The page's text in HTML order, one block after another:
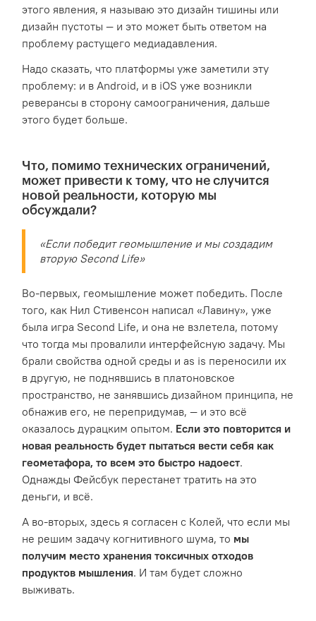
этого явления, я называю это дизайн тишины или
дизайн пустоты — и это может быть ответом на
проблему растущего медиадавления.
Надо сказать, что платформы уже заметили эту
проблему: и в Android, и в iOS уже возникли
реверансы в сторону самоограничения, дальше
этого будет больше.
Что, помимо технических ограничений,
может привести к тому, что не случится
новой реальности, которую мы
обсуждали?
«Если победит геомышление и мы создадим
вторую Second Life»
Во-первых, геомышление может победить. После
того, как Нил Стивенсон написал «Лавину», уже
была игра Second Life, и она не взлетела, потому
что тогда мы провалили интерфейсную задачу. Мы
брали свойства одной среды и as is переносили их
в другую, не поднявшись в платоновское
пространство, не занявшись дизайном принципа, не
обнажив его, не перепридумав, — и это всё
оказалось дурацким опытом. Если это повторится и
новая реальность будет пытаться вести себя как
геометафора, то всем это быстро надоест.
Однажды Фейсбук перестанет тратить на это
деньги, и всё.
А во-вторых, здесь я согласен с Колей, что если мы
не решим задачу когнитивного шума, то мы
получим место хранения токсичных отходов
продуктов мышления. И там будет сложно
выживать.